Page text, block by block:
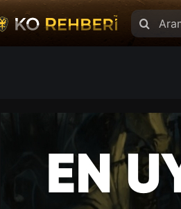
Search
for: